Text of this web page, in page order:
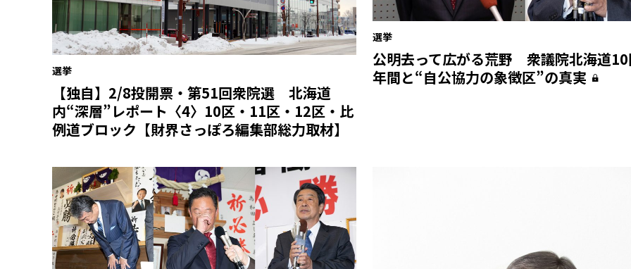
選挙
【独自】2/8投開票・第51回衆院選 北海道
内“深層”レポート〈4〉10区・11区・12区・比
例道ブロック【財界さっぽろ編集部総力取材】
選挙
公明去って広がる荒野 衆議院北海道
年間と“自公協力の象徴区”の真実